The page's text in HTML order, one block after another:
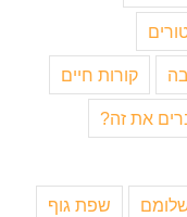
קורות חיים
את זה?
שפת גוף